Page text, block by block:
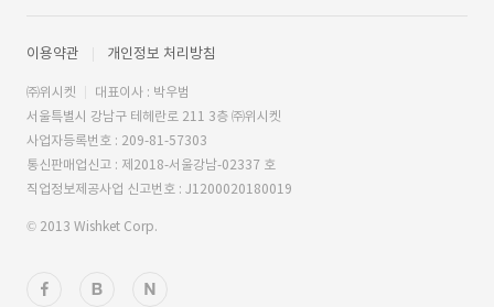
이용약관 개인정보 처리방침
㈜위시켓
대표이사 : 박우범
서울특별시 강남구 테헤란로 211 3층 ㈜위시켓
사업자등록번호 : 209-81-57303
통신판매업신고 : 제2018-서울강남-02337 호
직업정보제공사업 신고번호 : J1200020180019
© 2013 Wishket Corp.